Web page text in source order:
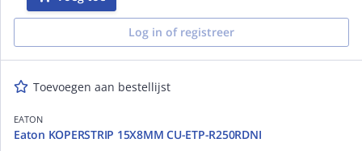
Log in of registreer
Toevoegen aan bestellijst
EATON
Eaton KOPERSTRIP 15X8MM CU-ETP-R250RDNI